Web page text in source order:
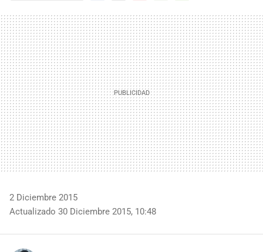
MAIL
2 Diciembre 2015
Actualizado 30 Diciembre 2015, 10:48